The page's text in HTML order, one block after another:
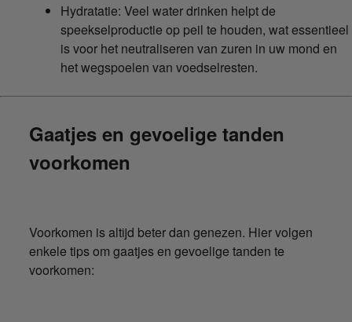
Hydratatie: Veel water drinken helpt de
speekselproductie op peil te houden, wat essentieel
is voor het neutraliseren van zuren in uw mond en
het wegspoelen van voedselresten.
Gaatjes en gevoelige tanden
voorkomen
Voorkomen is altijd beter dan genezen. Hier volgen
enkele tips om gaatjes en gevoelige tanden te
voorkomen: